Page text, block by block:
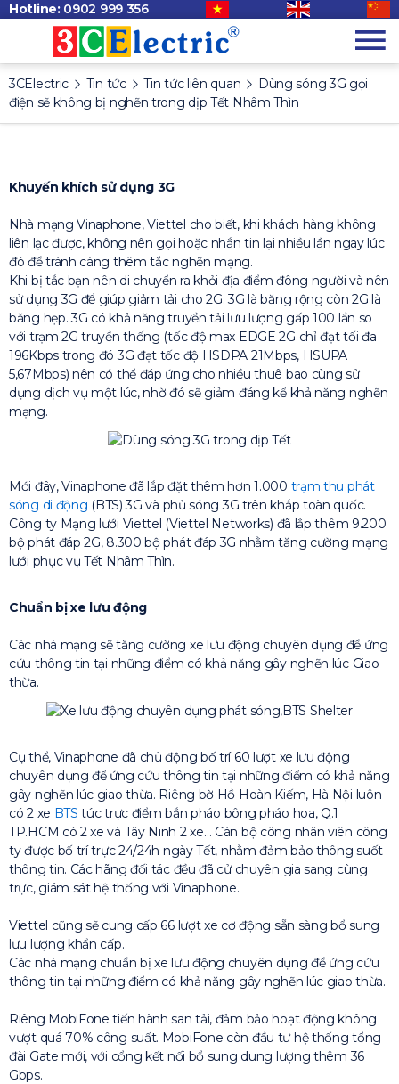
Hotline: 0902 999 356
3CElectric Tin tức Tin tức liên quan
Dùng sóng 3G gọi
điện sẽ không bị nghẽn trong dịp Tết Nhâm Thìn
Khuyến khích sử dụng 3G
Nhà mạng Vinaphone, Viettel cho biết, khi khách hàng không
liên lạc được, không nên gọi hoặc nhắn tin lại nhiều lần ngay lúc
đó để tránh càng thêm tắc nghẽn mạng.
Khi bị tắc bạn nên di chuyển ra khỏi địa điểm đông người và nên
sử dụng 3G để giúp giảm tải cho 2G. 3G là băng rộng còn 2G là
băng hẹp. 3G có khả năng truyền tải lưu lượng gấp 100 lần so
với trạm 2G truyền thống (tốc độ max EDGE 2G chỉ đạt tối đa
196Kbps trong đó 3G đạt tốc độ HSDPA 21Mbps, HSUPA
5,67Mbps) nên có thể đáp ứng cho nhiều thuê bao cùng sử
dụng dịch vụ một lúc, nhờ đó sẽ giảm đáng kể khả năng nghẽn
mạng.
Mới đây, Vinaphone đã lắp đặt thêm hơn 1.000 trạm thu phát
sóng di động (BTS) 3G và phủ sóng 3G trên khắp toàn quốc.
Công ty Mạng lưới Viettel (Viettel Networks) đã lắp thêm 9.200
bộ phát đáp 2G, 8.300 bộ phát đáp 3G nhằm tăng cường mạng
lưới phục vụ Tết Nhâm Thìn.
Chuẩn bị xe lưu động
Các nhà mạng sẽ tăng cường xe lưu động chuyên dụng để ứng
cứu thông tin tại những điểm có khả năng gây nghẽn lúc Giao
thừa.
Cụ thể, Vinaphone đã chủ động bố trí 60 lượt xe lưu động
chuyên dụng để ứng cứu thông tin tại những điểm có khả năng
gây nghẽn lúc giao thừa. Riêng bờ Hồ Hoàn Kiếm, Hà Nội luôn
có 2 xe BTS túc trực điểm bắn pháo bông pháo hoa, Q.1
TP.HCM có 2 xe và Tây Ninh 2 xe… Cán bộ công nhân viên công
ty được bố trí trực 24/24h ngày Tết, nhằm đảm bảo thông suốt
thông tin. Các hãng đối tác đều đã cử chuyên gia sang cùng
trực, giám sát hệ thống với Vinaphone.
Viettel cũng sẽ cung cấp 66 lượt xe cơ động sẵn sàng bổ sung
lưu lượng khẩn cấp.
Các nhà mạng chuẩn bị xe lưu động chuyên dụng để ứng cứu
thông tin tại những điểm có khả năng gây nghẽn lúc giao thừa.
Riêng MobiFone tiến hành san tải, đảm bảo hoạt động không
vượt quá 70% công suất. MobiFone còn đầu tư hệ thống tổng
đài Gate mới, với cổng kết nối bổ sung dung lượng thêm 36
Gbps.